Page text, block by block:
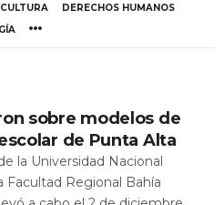
CULTURA
DERECHOS HUMANOS
sobre modelos de
de Punta Alta
la Universidad Nacional
Facultad Regional Bahía